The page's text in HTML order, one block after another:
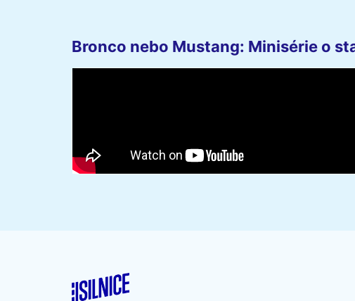
Bronco nebo Mustang: Minisérie o